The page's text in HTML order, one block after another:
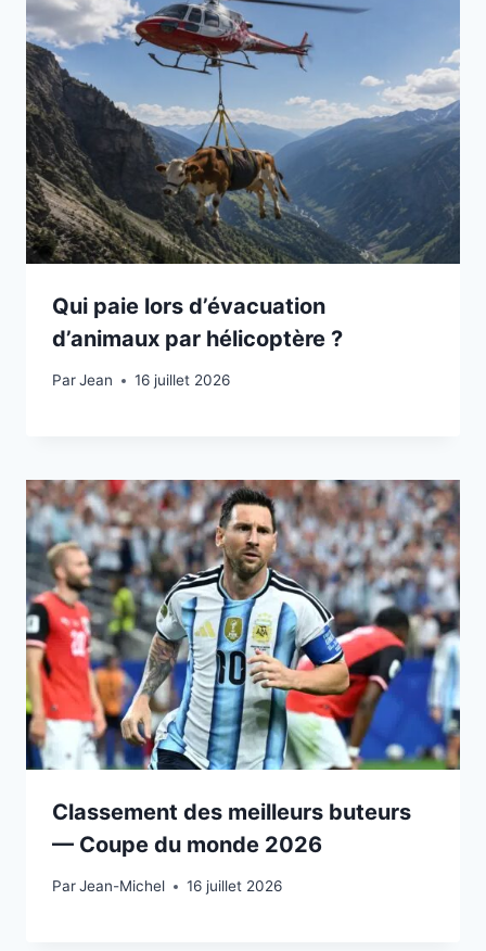
Qui paie lors d’évacuation
d’animaux par hélicoptère ?
ParJean
16 juillet 202616 juillet 2026
Classement des meilleurs buteurs
— Coupe du monde 2026
ParJean-Michel
15 juillet 2026 16 juillet 2026